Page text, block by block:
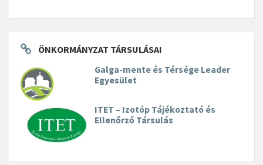
ÖNKORMÁNYZAT TÁRSULÁSAI
Galga-mente és Térsége Leader
Egyesület
ITET – Izotóp Tájékoztató és
Ellenőrző Társulás